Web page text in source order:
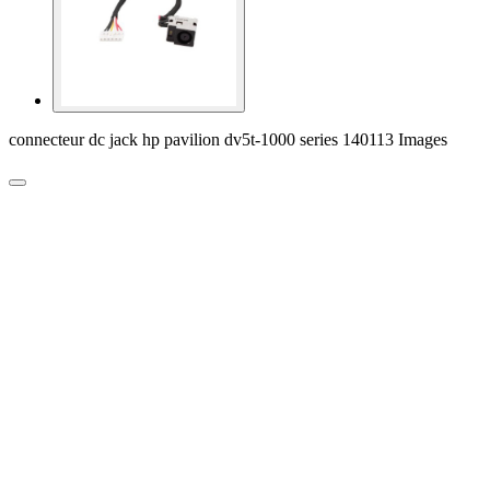
connecteur dc jack hp pavilion dv5t-1000 series 140113 Images